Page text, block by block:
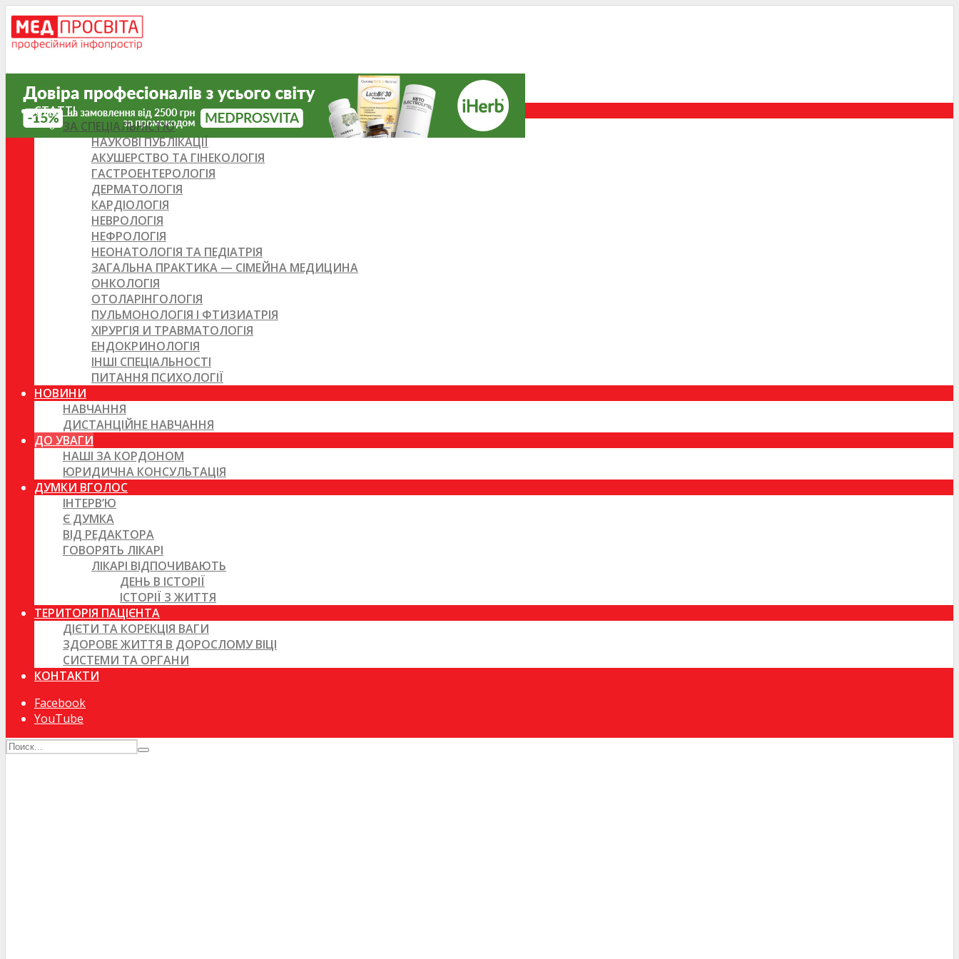
СТАТТІ
ЗА СПЕЦІАЛЬНІСТЮ
НАУКОВІ ПУБЛІКАЦІЇ
АКУШЕРСТВО ТА ГІНЕКОЛОГІЯ
ГАСТРОЕНТЕРОЛОГІЯ
ДЕРМАТОЛОГІЯ
КАРДІОЛОГІЯ
НЕВРОЛОГІЯ
НЕФРОЛОГІЯ
НЕОНАТОЛОГІЯ ТА ПЕДІАТРІЯ
ЗАГАЛЬНА ПРАКТИКА — СІМЕЙНА МЕДИЦИНА
ОНКОЛОГІЯ
ОТОЛАРІНГОЛОГІЯ
ПУЛЬМОНОЛОГІЯ І ФТИЗИАТРІЯ
ХІРУРГІЯ И ТРАВМАТОЛОГІЯ
ЕНДОКРИНОЛОГІЯ
ІНШІ СПЕЦІАЛЬНОСТІ
ПИТАННЯ ПСИХОЛОГІЇ
НОВИНИ
НАВЧАННЯ
ДИСТАНЦІЙНЕ НАВЧАННЯ
ДО УВАГИ
НАШІ ЗА КОРДОНОМ
ЮРИДИЧНА КОНСУЛЬТАЦІЯ
ДУМКИ ВГОЛОС
ІНТЕРВ’Ю
Є ДУМКА
ВІД РЕДАКТОРА
ГОВОРЯТЬ ЛІКАРІ
ЛІКАРІ ВІДПОЧИВАЮТЬ
ДЕНЬ В ІСТОРІЇ
ІСТОРІЇ З ЖИТТЯ
ТЕРИТОРІЯ ПАЦІЄНТА
ДІЄТИ ТА КОРЕКЦІЯ ВАГИ
ЗДОРОВЕ ЖИТТЯ В ДОРОСЛОМУ ВІЦІ
СИСТЕМИ ТА ОРГАНИ
КОНТАКТИ
Facebook
YouTube